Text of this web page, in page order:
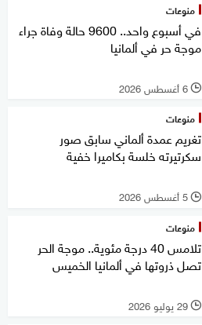
منوعات
في أسبوع واحد.. 9600 حالة وفاة جراء
موجة حر في ألمانيا
l 6 أغسطس 2026
منوعات
تغريم عمدة ألماني سابق صور
سكرتيرته خلسة بكاميرا خفية
l 5 أغسطس 2026
منوعات
تلامس 40 درجة مئوية.. موجة الحر
تصل ذروتها في ألمانيا الخميس
l 29 يوليو 2026